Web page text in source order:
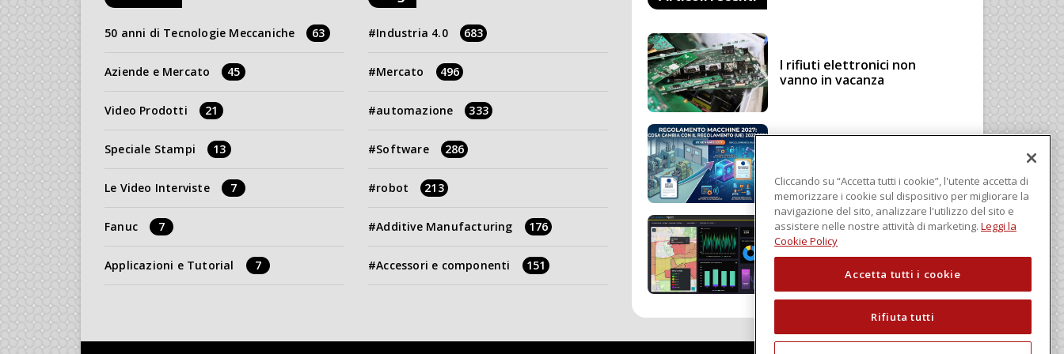
50 anni di Tecnologie Meccaniche 63
Aziende e Mercato 45
Video Prodotti 21
Speciale Stampi 13
Le Video Interviste 7
Fanuc 7
Applicazioni e Tutorial 7
Industria 4.0 683
Mercato 496
automazione 333
Software 286
robot 213
Additive Manufacturing 176
Accessori e componenti 151
I rifiuti elettronici non
vanno in vacanza
Regolamento Macchine
2023/1230
Schneider Electric, una
piattaforma di intelligenza
Cliccando su “Accetta tutti i cookie”, l'utente accetta di
memorizzare i cookie sul dispositivo per migliorare la
navigazione del sito, analizzare l'utilizzo del sito e
assistere nelle nostre attività di marketing. Leggi la
Cookie Policy
Accetta tutti i cookie
Rifiuta tutti